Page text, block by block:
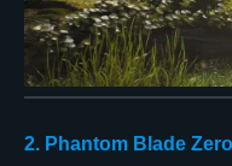
2. Phantom Blade